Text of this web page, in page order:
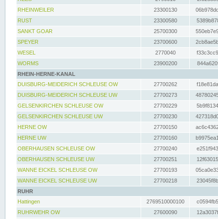
RHEINWEILER
23300130
RUST
23300580
SANKT GOAR
25700300
SPEYER
23700600
WESEL
2770040
WORMS
23900200
RHEIN-HERNE-KANAL
DUISBURG-MEIDERICH SCHLEUSE OW
27700262
DUISBURG-MEIDERICH SCHLEUSE UW
27700273
GELSENKIRCHEN SCHLEUSE OW
27700229
GELSENKIRCHEN SCHLEUSE UW
27700230
HERNE OW
27700150
HERNE UW
27700160
OBERHAUSEN SCHLEUSE OW
27700240
OBERHAUSEN SCHLEUSE UW
27700251
WANNE EICKEL SCHLEUSE OW
27700193
WANNE EICKEL SCHLEUSE UW
27700218
RUHR
Hattingen
2769510000100
RUHRWEHR OW
27600090